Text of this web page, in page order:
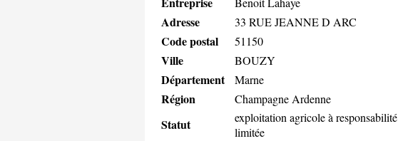
Adresse 33 RUE JEANNE D ARC
Code postal 51150
Ville BOUZY
Département Marne
Région Champagne Ardenne
Statut
exploitation agricole à responsabilité
limitée